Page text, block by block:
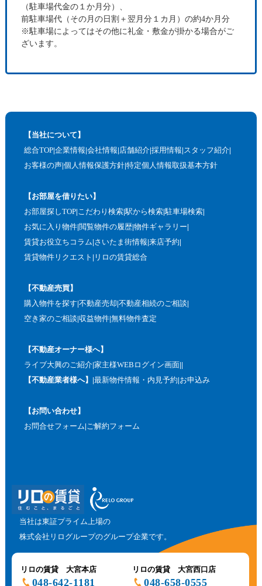
（駐車場代金の１か月分）、
前駐車場代（その月の日割＋翌月分１カ月）の約4か月分
※駐車場によってはその他に礼金・敷金が掛かる場合がご
ざいます。
【当社について】
総合TOP 企業情報 会社情報 店舗紹介 採用情報 スタッフ紹介
お客様の声 個人情報保護方針 特定個人情報取扱基本方針
【お部屋を借りたい】
お部屋探しTOP こだわり検索 駅から検索 駐車場検索
お気に入り物件 閲覧物件の履歴 物件ギャラリー
賃貸お役立ちコラム さいたま街情報 来店予約
賃貸物件リクエスト リロの賃貸総合
【不動産売買】
購入物件を探す 不動産売却 不動産相続のご相談
空き家のご相談 収益物件 無料物件査定
【不動産オーナー様へ】
ライブ大興のご紹介 家主様WEBログイン画面
【不動産業者様へ】
最新物件情報・内見予約 お申込み
【お問い合わせ】
お問合せフォーム ご解約フォーム
当社は東証プライム上場の
株式会社リログループのグループ企業です。
リロの賃貸 大宮本店
048-642-1181
リロの賃貸 大宮西口店
048-658-0555